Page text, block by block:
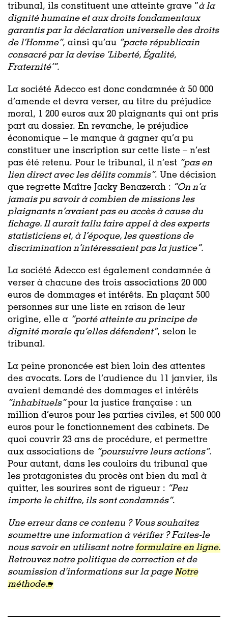
tribunal, ils constituent une atteinte grave “à la
dignité humaine et aux droits fondamentaux
garantis par la déclaration universelle des droits
de l’Homme”, ainsi qu’au “pacte républicain
consacré par la devise ‘Liberté, Égalité,
Fraternité’”.
La société Adecco est donc condamnée à 50 000
d’amende et devra verser, au titre du préjudice
moral, 1 200 euros aux 20 plaignants qui ont pris
part au dossier. En revanche, le préjudice
économique – le manque à gagner qu’a pu
constituer une inscription sur cette liste – n’est
pas été retenu. Pour le tribunal, il n’est “pas en
lien direct avec les délits commis”. Une décision
que regrette Maître Jacky Benazerah : “On n’a
jamais pu savoir à combien de missions les
plaignants n’avaient pas eu accès à cause du
fichage. Il aurait fallu faire appel à des experts
statisticiens et, à l’époque, les questions de
discrimination n’intéressaient pas la justice”.
La société Adecco est également condamnée à
verser à chacune des trois associations 20 000
euros de dommages et intérêts. En plaçant 500
personnes sur une liste en raison de leur
origine, elle a “porté atteinte au principe de
dignité morale qu’elles défendent”, selon le
tribunal.
La peine prononcée est bien loin des attentes
des avocats. Lors de l’audience du 11 janvier, ils
avaient demandé des dommages et intérêts
“inhabituels”pour la justice française : un
million d’euros pour les parties civiles, et 500 000
euros pour le fonctionnement des cabinets. De
quoi couvrir 23 ans de procédure, et permettre
aux associations de “poursuivre leurs actions”.
Pour autant, dans les couloirs du tribunal que
les protagonistes du procès ont bien du mal à
quitter, les sourires sont de rigueur : “Peu
importe le chiffre, ils sont condamnés”.
Une erreur dans ce contenu ? Vous souhaitez
soumettre une information à vérifier ? Faites-le
nous savoir en utilisant notreformulaire en ligne.
Retrouvez notre politique de correction et de
soumission d'informations sur la pageNotre
méthode.